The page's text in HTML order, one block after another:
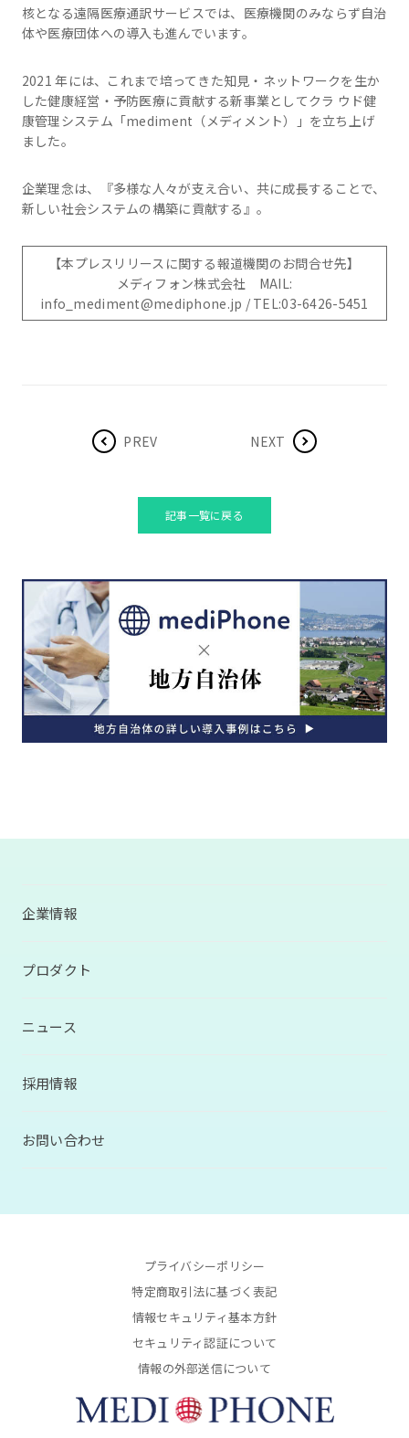
核となる遠隔医療通訳サービスでは、医療機関のみならず自治
体や医療団体への導入も進んでいます。
2021 年には、これまで培ってきた知見・ネットワークを生か
した健康経営・予防医療に貢献する新事業としてクラ ウド健
康管理システム「mediment（メディメント）」を立ち上げ
ました。
企業理念は、『多様な人々が支え合い、共に成長することで、
新しい社会システムの構築に貢献する』。
【本プレスリリースに関する報道機関のお問合せ先】
メディフォン株式会社 MAIL:
info_mediment@mediphone.jp / TEL:03-6426-5451
PREV NEXT
記事一覧に戻る
企業情報
プロダクト
ニュース
採用情報
お問い合わせ
プライバシーポリシー
特定商取引法に基づく表記
情報セキュリティ基本方針
セキュリティ認証について
情報の外部送信について